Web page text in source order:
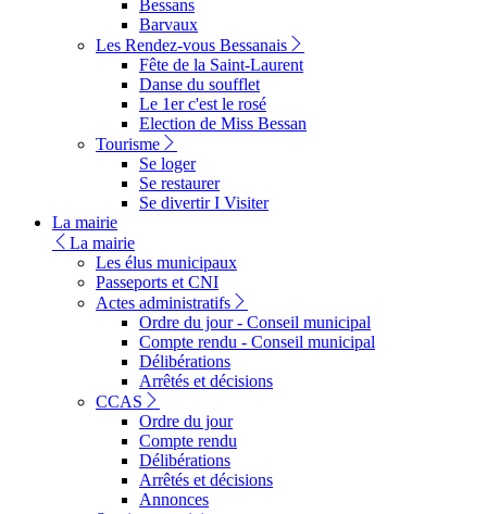
Bessans
Barvaux
Les Rendez-vous Bessanais
Fête de la Saint-Laurent
Danse du soufflet
Le 1er c'est le rosé
Election de Miss Bessan
Tourisme
Se loger
Se restaurer
Se divertir I Visiter
La mairie
La mairie
Les élus municipaux
Passeports et CNI
Actes administratifs
Ordre du jour - Conseil municipal
Compte rendu - Conseil municipal
Délibérations
Arrêtés et décisions
CCAS
Ordre du jour
Compte rendu
Délibérations
Arrêtés et décisions
Annonces